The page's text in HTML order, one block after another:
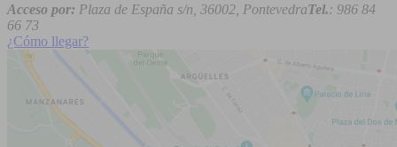
Acceso por: Plaza de España s/n, 36002, PontevedraTel.: 986 84
66 73
¿Cómo llegar?